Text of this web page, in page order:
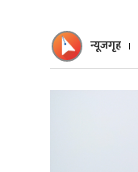
न्यूजगृह